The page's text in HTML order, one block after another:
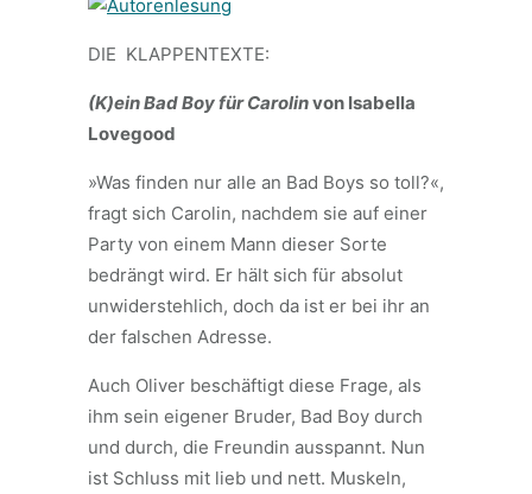
DIE KLAPPENTEXTE:
(K)ein Bad Boy für Carolinvon Isabella
Lovegood
»Was finden nur alle an Bad Boys so toll?«,
fragt sich Carolin, nachdem sie auf einer
Party von einem Mann dieser Sorte
bedrängt wird. Er hält sich für absolut
unwiderstehlich, doch da ist er bei ihr an
der falschen Adresse.
Auch Oliver beschäftigt diese Frage, als
ihm sein eigener Bruder, Bad Boy durch
und durch, die Freundin ausspannt. Nun
ist Schluss mit lieb und nett. Muskeln,